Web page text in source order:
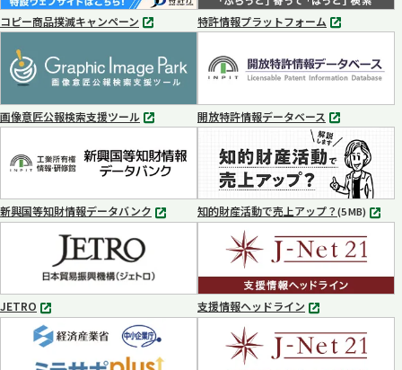
コピー商品撲滅キャンペーン
別
で
開
く
特許情報プラットフォーム
別
ブ
で
く
画像意匠公報検索支援ツール
別
ブ
で
く
開放特許情報データベース
別
タ
ブ
で
開
く
新興国等知財情報データバンク
別
開
く
知的財産活動で売上アップ？(5 MB) MP4
JETRO
別
タ
ブ
で
支援情報ヘッドライン
別
タ
ブ
で